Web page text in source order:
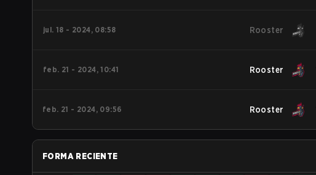
jul. 18 - 2024, 08:58 Rooster
feb. 21 - 2024, 10:41 Rooster
feb. 21 - 2024, 09:56 Rooster
FORMA RECIENTE